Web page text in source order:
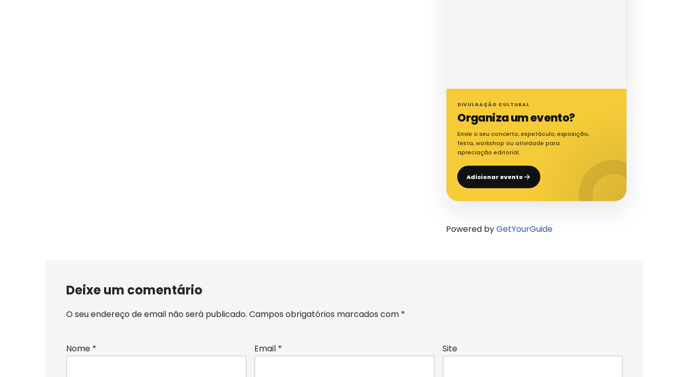
DIVULGAÇÃO CULTURAL
Organiza um evento?
Envie o seu concerto, espetáculo, exposição,
festa, workshop ou atividade para
apreciação editorial.
Adicionar evento
Powered byGetYourGuide
Deixe um comentário
O seu endereço de email não será publicado. Campos obrigatórios marcados com *
Nome * Email * Site